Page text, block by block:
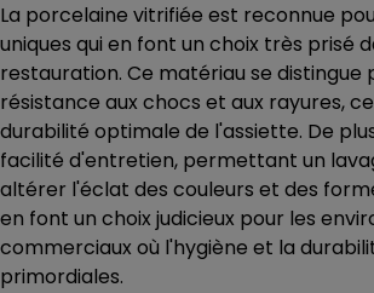
La porcelaine vitrifiée est reconnue
uniques qui en font un choix très prisé
restauration. Ce matériau se distingue
résistance aux chocs et aux rayures,
durabilité optimale de l'assiette. De
facilité d'entretien, permettant un
altérer l'éclat des couleurs et des
en font un choix judicieux pour les
commerciaux où l'hygiène et la
primordiales.